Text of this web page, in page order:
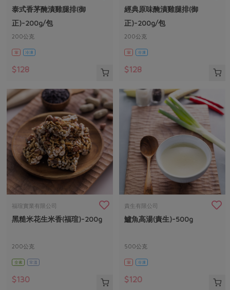
泰式香茅醃漬雞腿排(御
正)-200g/包
200公克
葷 冷凍
$128
經典原味醃漬雞腿排(御
正)-200g/包
200公克
葷 冷凍
$128
福瑄實業有限公司
黑糙米花生米香(福瑄)-200g
200公克
全素 常溫
$130
責生有限公司
鱸魚高湯(責生)-500g
500公克
葷 冷凍
$120